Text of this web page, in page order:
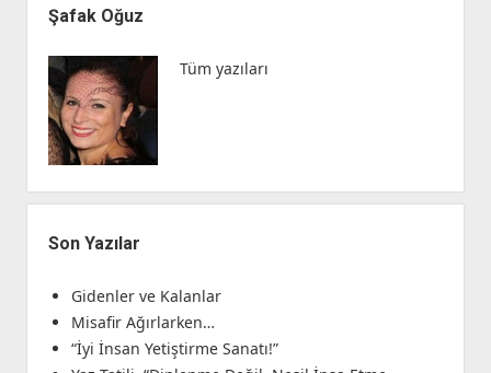
Menü
Şafak Oğuz
Tüm yazıları
Son Yazılar
Gidenler ve Kalanlar
Misafir Ağırlarken…
“İyi İnsan Yetiştirme Sanatı!”